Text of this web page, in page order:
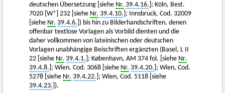
deutschen Übersetzung [siehe Nr. 39.4.16. ]; Köln, Best.
7020 [W*] 232 [siehe Nr. 39.4.10. ]; Innsbruck, Cod. 32009
[siehe Nr. 39.4.6. ]) bis hin zu Bilderhandschriften, denen
offenbar textlose Vorlagen als Vorbild dienten und die
daher vollkommen von lateinischen oder deutschen
Vorlagen unabhängige Beischriften ergänzten (Basel, L II
22 [siehe Nr. 39.4.1. ]; København, AM 374 fol. [siehe Nr.
39.4.8. ]; Wien, Cod. 3068 [siehe Nr. 39.4.20. ]; Wien, Cod.
5278 [siehe Nr. 39.4.22. ]; Wien, Cod. 5118 [siehe
39.4.23. ]).